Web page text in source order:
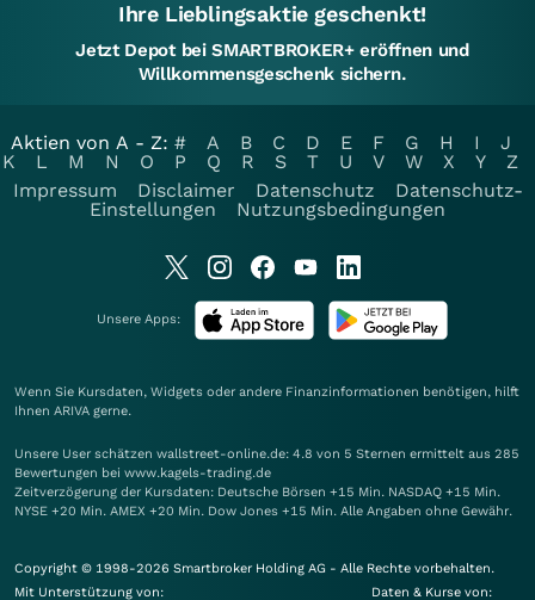
Ihre Lieblingsaktie geschenkt!
Jetzt Depot bei SMARTBROKER+ eröffnen und
Willkommensgeschenk sichern.
Aktien von A - Z: # A B C D E F G H I
J
K
L M N O P Q R S T U V W X Y
Z
Impressum
Disclaimer Datenschutz
Datenschutz-
Einstellungen
Nutzungsbedingungen
Unsere Apps:
Wenn Sie Kursdaten, Widgets oder andere Finanzinformationen benötigen, hilft
Ihnen ARIVA gerne.
Unsere User schätzen wallstreet-online.de: 4.8 von 5 Sternen ermittelt aus 285
Bewertungen bei www.kagels-trading.de
Zeitverzögerung der Kursdaten: Deutsche Börsen +15 Min. NASDAQ +15 Min.
NYSE +20 Min. AMEX +20 Min. Dow Jones +15 Min. Alle Angaben ohne Gewähr.
Copyright © 1998-2026 Smartbroker Holding AG - Alle Rechte vorbehalten.
Mit Unterstützung von:
Daten & Kurse von: